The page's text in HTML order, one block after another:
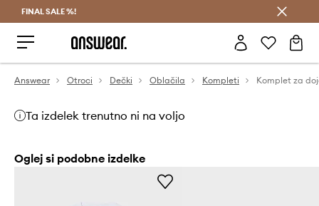
FINAL SALE %!
Answear Otroci Dečki Oblačila Kompleti Komplet za
Ta izdelek trenutno ni na voljo
Oglej si podobne izdelke